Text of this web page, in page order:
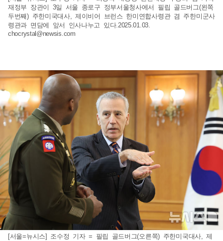
재정부 장관이 3일 서울 종로구 정부서울청사에서 필립 골드버그(왼쪽
두번째) 주한미국대사, 제이비어 브런스 한미연합사령관 겸 주한미군사
령관과 면담에 앞서 인사나누고 있다.2025.01.03.
chocrystal@newsis.com
[서울=뉴시스] 조수정 기자 = 필립 골드버그(오른쪽) 주한미국대사, 제